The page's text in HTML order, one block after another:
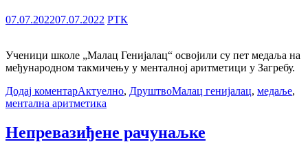
07.07.202207.07.2022 РТК
Ученици школе „Малац Генијалац“ освојили су пет медаља на
међународном такмичењу у менталној аритметици у Загребу.
Додај коментарАктуелно, ДруштвоМалац генијалац, медаље,
ментална аритметика
Непревазиђене рачунаљке